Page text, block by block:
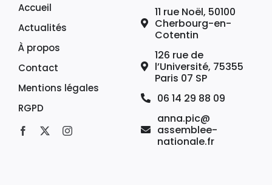
Accueil
Actualités
À propos
Contact
Mentions légales
RGPD
11 rue Noël, 50100
Cherbourg-en-
Cotentin
126 rue de
l’Université, 75355
Paris 07 SP
06 14 29 88 09
anna.pic@
assemblee-
nationale.fr